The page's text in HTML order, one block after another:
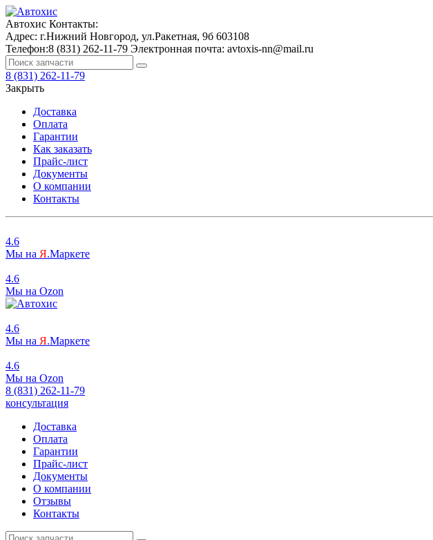
Автохис Контакты:
Адрес: г.Нижний Новгород, ул.Ракетная, 9б 603108
Телефон:8 (831) 262-11-79 Электронная почта: avtoxis-nn@mail.ru
8 (831) 262-11-79
Закрыть
Доставка
Оплата
Гарантии
Как заказать
Прайс-лист
Документы
О компании
Контакты
4.6
Мы на Я.Маркете
4.6
Мы на Ozon
4.6
Мы на Я.Маркете
4.6
Мы на Ozon
8 (831) 262-11-79
консультация
Доставка
Оплата
Гарантии
Прайс-лист
Документы
О компании
Отзывы
Контакты